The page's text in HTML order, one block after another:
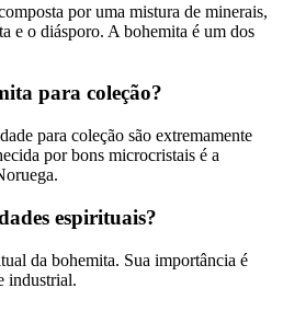
por uma mistura de minerais,
e o diásporo. A bohemita é um dos
para coleção?
para coleção são extremamente
por bons microcristais é a
espirituais?
da bohemita. Sua importância é
industrial.